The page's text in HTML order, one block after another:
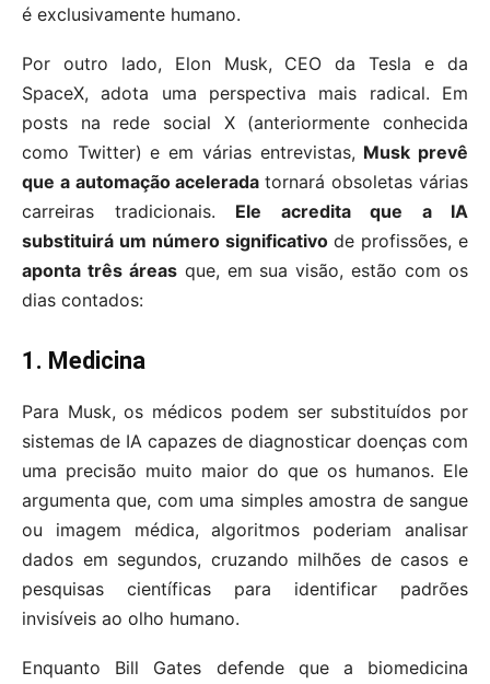
é exclusivamente humano.
Por outro lado, Elon Musk, CEO da Tesla e da
SpaceX, adota uma perspectiva mais radical. Em
posts na rede social X (anteriormente conhecida
como Twitter) e em várias entrevistas, Musk prevê
que a automação aceleradatornará obsoletas várias
carreiras tradicionais. Ele acredita que a IA
substituirá um número significativode profissões, e
aponta três áreasque, em sua visão, estão com os
dias contados:
1. Medicina
Para Musk, os médicos podem ser substituídos por
sistemas de IA capazes de diagnosticar doenças com
uma precisão muito maior do que os humanos. Ele
argumenta que, com uma simples amostra de sangue
ou imagem médica, algoritmos poderiam analisar
dados em segundos, cruzando milhões de casos e
pesquisas científicas para identificar padrões
invisíveis ao olho humano.
Enquanto Bill Gates defende que a biomedicina